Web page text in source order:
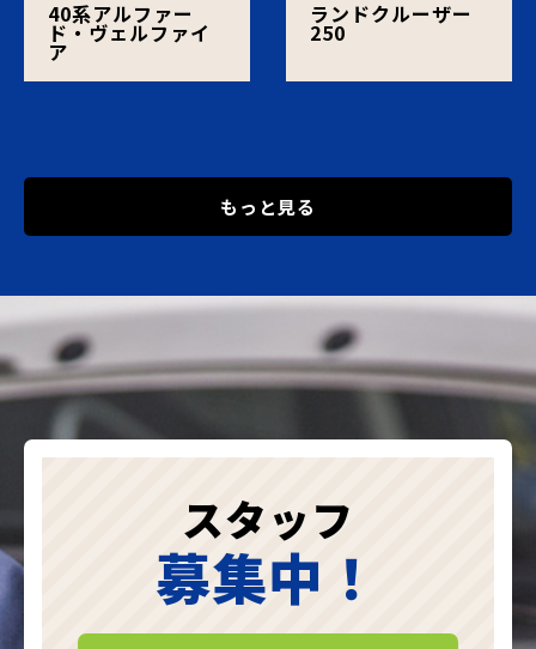
40系アルファー
ド・ヴェルファイ
ア
ランドクルーザー
250
もっと見る
スタッフ
募集中！